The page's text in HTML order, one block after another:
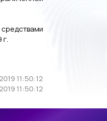
2019 г.
11:50:12
11:50:12